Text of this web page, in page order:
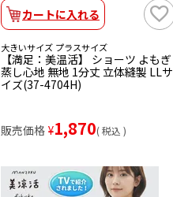
カートに入れる
大きいサイズ プラスサイズ
【満足：美温活】 ショーツ よもぎ
蒸し心地 無地 1分丈 立体縫製 LLサ
イズ(37-4704H)
販売価格 ¥1,870 税込